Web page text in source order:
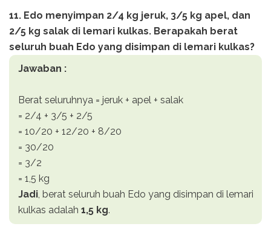
11. Edo menyimpan 2/4 kg jeruk, 3/5 kg apel, dan
2/5 kg salak di lemari kulkas. Berapakah berat
seluruh buah Edo yang disimpan di lemari kulkas?
Jawaban :
Berat seluruhnya = jeruk + apel + salak
= 2/4 + 3/5 + 2/5
= 10/20 + 12/20 + 8/20
= 30/20
= 3/2
= 1,5 kg
Jadi, berat seluruh buah Edo yang disimpan di lemari
kulkas adalah 1,5 kg.